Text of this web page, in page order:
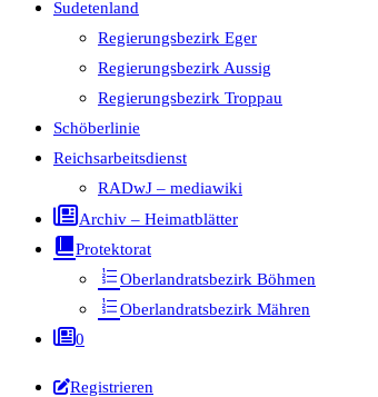
Sudetenland
Regierungsbezirk Eger
Regierungsbezirk Aussig
Regierungsbezirk Troppau
Schöberlinie
Reichsarbeitsdienst
RADwJ – mediawiki
Archiv – Heimatblätter
Protektorat
Oberlandratsbezirk Böhmen
Oberlandratsbezirk Mähren
0
Registrieren